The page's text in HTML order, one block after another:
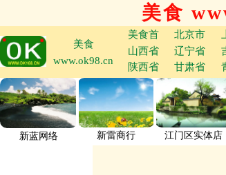
美食
美食
www.ok98.cn
美食首 北京市
山西省
辽宁省
陕西省
甘肃省
新蓝网络 新雷商行 江门区实体店